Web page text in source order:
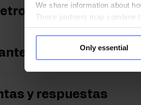
We share information about
These partners may combine
you use their services. Do
Only essential
y respuestas